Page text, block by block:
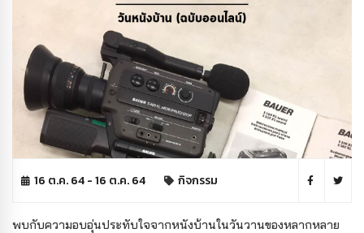
16 ต.ค. 64 - 16 ต.ค. 64 กิจกรรม
พบกับความอบอุ่นประทับใจจากหนังบ้านในวันวานของหลากหลาย